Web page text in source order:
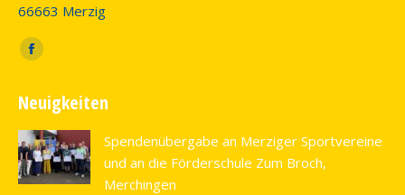
66663 Merzig
Finden Sie uns auf:
Facebook
opens
in
new
window
Neuigkeiten
Spendenübergabe an Merziger Sportvereine
und an die Förderschule Zum Broch,
Merchingen